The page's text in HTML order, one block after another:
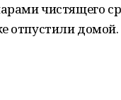
чистящего
отпустили домой.